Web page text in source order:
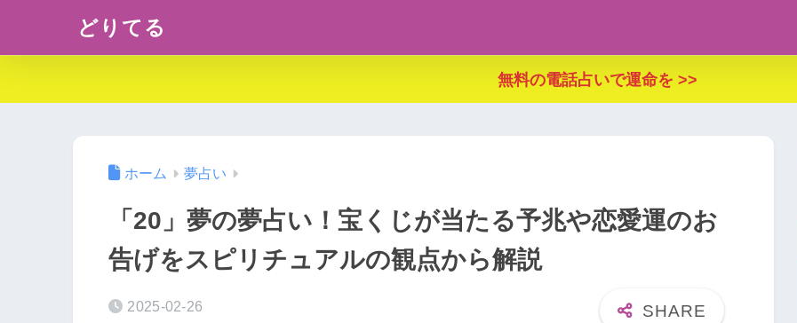
どりてる
無料の電話占いで運命を >>
ホーム 夢占い
「20」夢の夢占い！宝くじが当たる予兆や恋愛運のお
告げをスピリチュアルの観点から解説
2025-02-26